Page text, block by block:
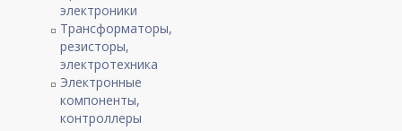
электроники
Трансформаторы,
резисторы,
электротехника
Электронные
компоненты,
контроллеры